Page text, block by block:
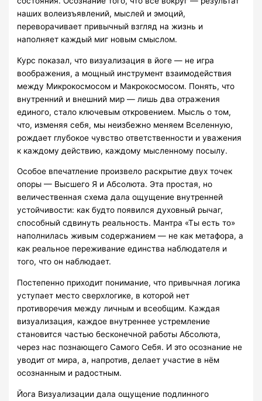
наших волеизъявлений, мыслей и эмоций,
переворачивает привычный взгляд на жизнь и
наполняет каждый миг новым смыслом.
Курс показал, что визуализация в йоге — не игра
воображения, а мощный инструмент взаимодействия
между Микрокосмосом и Макрокосмосом. Понять, что
внутренний и внешний мир — лишь два отражения
единого, стало ключевым откровением. Мысль о том,
что, изменяя себя, мы неизбежно меняем Вселенную,
рождает глубокое чувство ответственности и уважения
к каждому действию, каждому мысленному посылу.
Особое впечатление произвело раскрытие двух точек
опоры — Высшего Я и Абсолюта. Эта простая, но
величественная схема дала ощущение внутренней
устойчивости: как будто появился духовный рычаг,
способный сдвинуть реальность. Мантра «Ты есть то»
наполнилась живым содержанием — не как метафора, а
как реальное переживание единства наблюдателя и
того, что он наблюдает.
Постепенно приходит понимание, что привычная логика
уступает место сверхлогике, в которой нет
противоречия между личным и всеобщим. Каждая
визуализация, каждое внутреннее устремление
становится частью бесконечной работы Абсолюта,
через нас познающего Самого Себя. И это осознание не
уводит от мира, а, напротив, делает участие в нём
осознанным и радостным.
Йога Визуализации дала ощущение подлинного